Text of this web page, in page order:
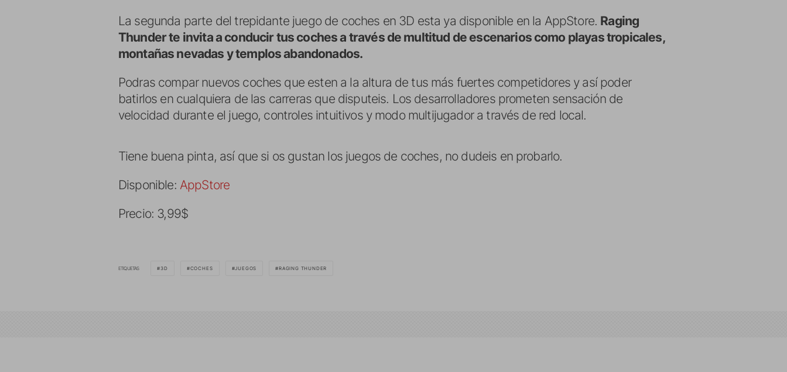
La segunda parte del trepidante juego de coches en 3D esta ya disponible en la AppStore. Raging
Thunder te invita a conducir tus coches a través de multitud de escenarios como playas tropicales,
montañas nevadas y templos abandonados.
Podras compar nuevos coches que esten a la altura de tus más fuertes competidores y así poder
batirlos en cualquiera de las carreras que disputeis. Los desarrolladores prometen sensación de
velocidad durante el juego, controles intuitivos y modo multijugador a través de red local.
Tiene buena pinta, así que si os gustan los juegos de coches, no dudeis en probarlo.
Disponible: AppStore
Precio: 3,99$
ETIQUETAS 3D COCHES JUEGOS RAGING THUNDER